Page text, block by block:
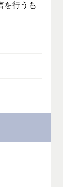
を行うも